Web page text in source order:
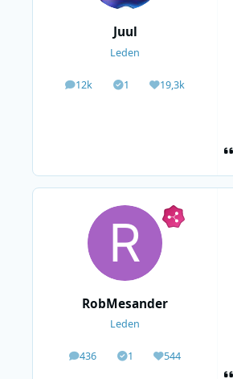
Juul
Leden
12k
berichten1
Solutions19,3k
Waardering
RobMesander
Leden
436
berichten1
Solutions544
Waardering